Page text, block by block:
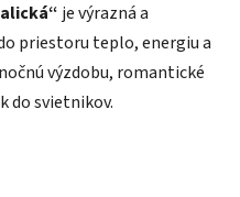
je výrazná a
priestoru teplo, energiu a
výzdobu, romantické
do svietnikov.